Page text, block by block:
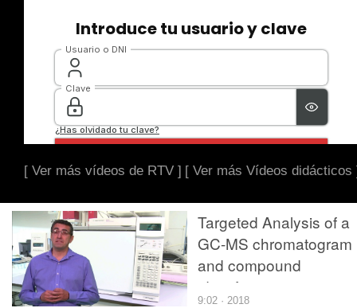
[ Ver más vídeos de RTV ] [ Ver más Vídeos didácticos
Targeted Analysis of a
GC-MS chromatogram
and compound
identification
9:02 · 2018